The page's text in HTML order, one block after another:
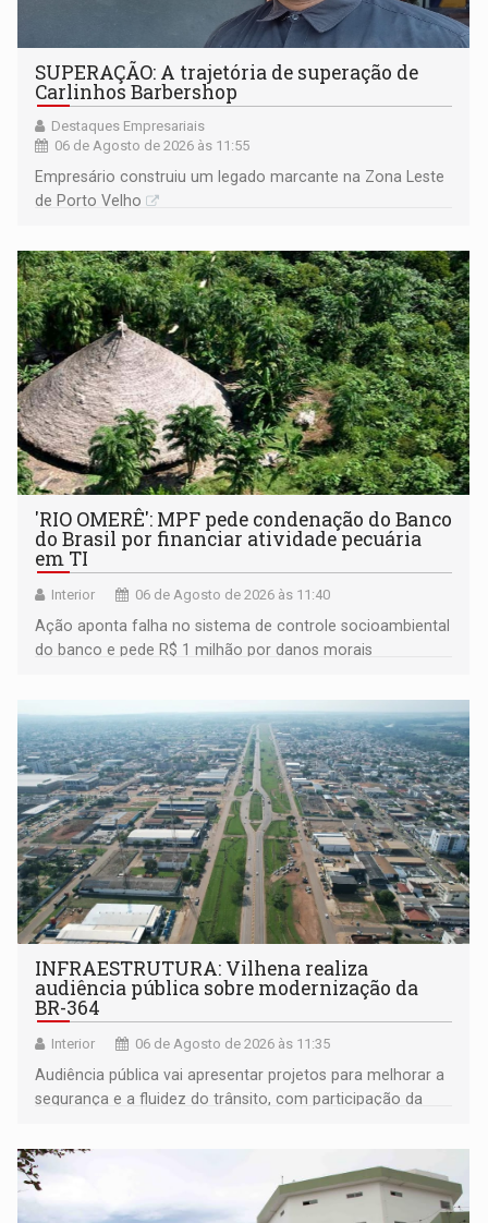
SUPERAÇÃO: A trajetória de superação de
Carlinhos Barbershop
Destaques Empresariais
06 de Agosto de 2026 às 11:55
Empresário construiu um legado marcante na Zona Leste
de Porto Velho
'RIO OMERÊ': MPF pede condenação do Banco
do Brasil por financiar atividade pecuária
em TI
Interior 06 de Agosto de 2026 às 11:40
Ação aponta falha no sistema de controle socioambiental
do banco e pede R$ 1 milhão por danos morais
INFRAESTRUTURA: Vilhena realiza
audiência pública sobre modernização da
BR-364
Interior 06 de Agosto de 2026 às 11:35
Audiência pública vai apresentar projetos para melhorar a
segurança e a fluidez do trânsito, com participação da